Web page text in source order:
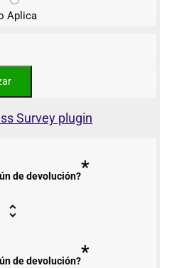
Aplica
Survey plugin
de devolución?*
de devolución?*